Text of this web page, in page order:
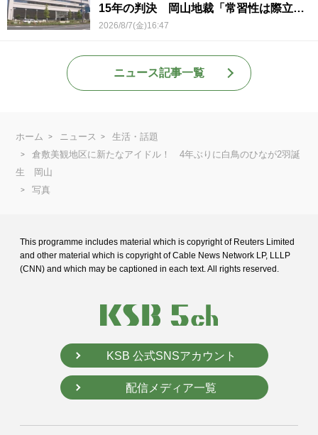
15年の判決 岡山地裁「常習性は際立っ
ていて被害結果も非常に重い」
2026/8/7(金)16:47
ニュース記事一覧
ホーム ニュース
生活・話題
倉敷美観地区に新たなアイドル！ 4年ぶりに白鳥のひなが2羽誕
生 岡山
写真
This programme includes material which is copyright of Reuters Limited
and other material which is copyright of Cable News Network LP, LLLP
(CNN) and which may be captioned in each text. All rights reserved.
KSB 公式SNSアカウント
配信メディア一覧